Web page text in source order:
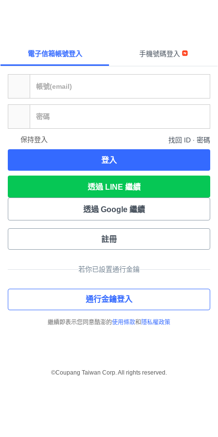
電子信箱帳號登入 手機號碼登入
保持登入 找回 ID ∙ 密碼
登入
透過 LINE 繼續
透過 Google 繼續
註冊
若你已設置通行金鑰
通行金鑰登入
繼續即表示您同意酷澎的使用條款和 隱私權政策
©Coupang Taiwan Corp. All rights reserved.